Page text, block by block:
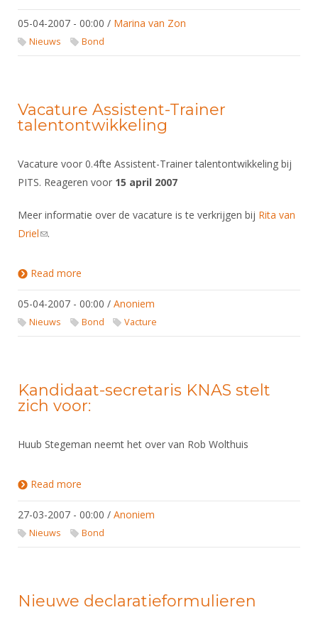
05-04-2007 - 00:00 / Marina van Zon
Nieuws Bond
Vacature Assistent-Trainer
talentontwikkeling
Vacature voor 0.4fte Assistent-Trainer talentontwikkeling bij
PITS. Reageren voor 15 april 2007
Meer informatie over de vacature is te verkrijgen bij Rita van
Driel(link sends e-mail)
.
Read more
05-04-2007 - 00:00 / Anoniem
Nieuws Bond Vacture
Kandidaat-secretaris KNAS stelt
zich voor:
Huub Stegeman neemt het over van Rob Wolthuis
Read more
27-03-2007 - 00:00 / Anoniem
Nieuws Bond
Nieuwe declaratieformulieren